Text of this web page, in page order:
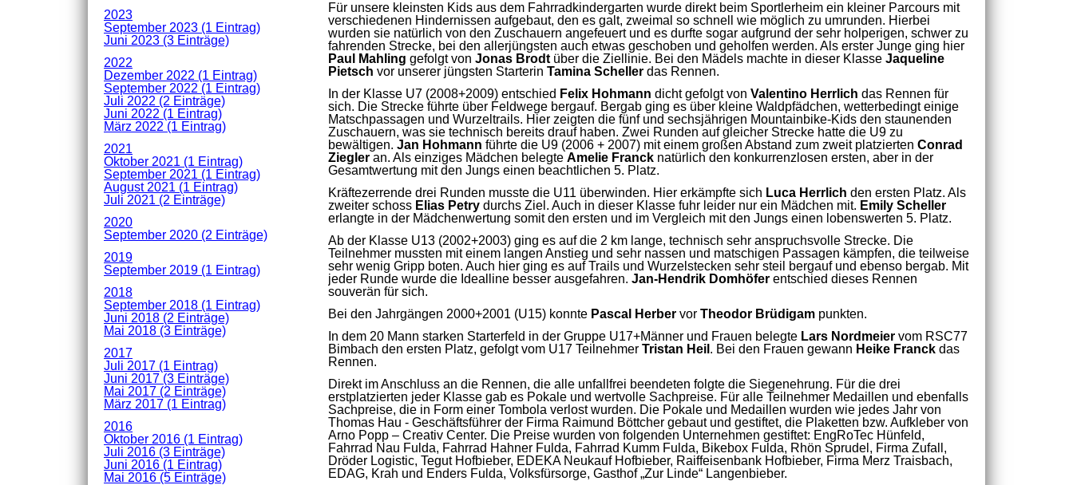
Für unsere kleinsten Kids aus dem Fahrradkindergarten wurde direkt beim Sportlerheim ein kleiner Parcours mit
verschiedenen Hindernissen aufgebaut, den es galt, zweimal so schnell wie möglich zu umrunden. Hierbei
wurden sie natürlich von den Zuschauern angefeuert und es durfte sogar aufgrund der sehr holperigen, schwer zu
fahrenden Strecke, bei den allerjüngsten auch etwas geschoben und geholfen werden. Als erster Junge ging hier
Paul Mahling gefolgt von Jonas Brodt über die Ziellinie. Bei den Mädels machte in dieser Klasse Jaqueline
Pietsch vor unserer jüngsten Starterin Tamina Scheller das Rennen.
In der Klasse U7 (2008+2009) entschied Felix Hohmann dicht gefolgt von Valentino Herrlich das Rennen für
sich. Die Strecke führte über Feldwege bergauf. Bergab ging es über kleine Waldpfädchen, wetterbedingt einige
Matschpassagen und Wurzeltrails. Hier zeigten die fünf und sechsjährigen Mountainbike-Kids den staunenden
Zuschauern, was sie technisch bereits drauf haben. Zwei Runden auf gleicher Strecke hatte die U9 zu
bewältigen. Jan Hohmann führte die U9 (2006 + 2007) mit einem großen Abstand zum zweit platzierten Conrad
Ziegler an. Als einziges Mädchen belegte Amelie Franck natürlich den konkurrenzlosen ersten, aber in der
Gesamtwertung mit den Jungs einen beachtlichen 5. Platz.
Kräftezerrende drei Runden musste die U11 überwinden. Hier erkämpfte sich Luca Herrlich den ersten Platz. Als
zweiter schoss Elias Petry durchs Ziel. Auch in dieser Klasse fuhr leider nur ein Mädchen mit. Emily Scheller
erlangte in der Mädchenwertung somit den ersten und im Vergleich mit den Jungs einen lobenswerten 5. Platz.
Ab der Klasse U13 (2002+2003) ging es auf die 2 km lange, technisch sehr anspruchsvolle Strecke. Die
Teilnehmer mussten mit einem langen Anstieg und sehr nassen und matschigen Passagen kämpfen, die teilweise
sehr wenig Gripp boten. Auch hier ging es auf Trails und Wurzelstecken sehr steil bergauf und ebenso bergab. Mit
jeder Runde wurde die Idealline besser ausgefahren. Jan‑Hendrik Domhöfer entschied dieses Rennen
souverän für sich.
Bei den Jahrgängen 2000+2001 (U15) konnte Pascal Herber vor Theodor Brüdigam punkten.
In dem 20 Mann starken Starterfeld in der Gruppe U17+Männer und Frauen belegte Lars Nordmeier vom RSC77
Bimbach den ersten Platz, gefolgt vom U17 Teilnehmer Tristan Heil . Bei den Frauen gewann Heike Franck das
Rennen.
Direkt im Anschluss an die Rennen, die alle unfallfrei beendeten folgte die Siegenehrung. Für die drei
erstplatzierten jeder Klasse gab es Pokale und wertvolle Sachpreise. Für alle Teilnehmer Medaillen und ebenfalls
Sachpreise, die in Form einer Tombola verlost wurden. Die Pokale und Medaillen wurden wie jedes Jahr von
Thomas Hau - Geschäftsführer der Firma Raimund Böttcher gebaut und gestiftet, die Plaketten bzw. Aufkleber von
Arno Popp – Creativ Center. Die Preise wurden von folgenden Unternehmen gestiftet: EngRoTec Hünfeld,
Fahrrad Nau Fulda, Fahrrad Hahner Fulda, Fahrrad Kumm Fulda, Bikebox Fulda, Rhön Sprudel, Firma Zufall,
Dröder Logistic, Tegut Hofbieber, EDEKA Neukauf Hofbieber, Raiffeisenbank Hofbieber, Firma Merz Traisbach,
EDAG, Krah und Enders Fulda, Volksfürsorge, Gasthof „Zur Linde“ Langenbieber.
2023
September 2023 (1 Eintrag)
Juni 2023 (3 Einträge)
2022
Dezember 2022 (1 Eintrag)
September 2022 (1 Eintrag)
Juli 2022 (2 Einträge)
Juni 2022 (1 Eintrag)
März 2022 (1 Eintrag)
2021
Oktober 2021 (1 Eintrag)
September 2021 (1 Eintrag)
August 2021 (1 Eintrag)
Juli 2021 (2 Einträge)
2020
September 2020 (2 Einträge)
2019
September 2019 (1 Eintrag)
2018
September 2018 (1 Eintrag)
Juni 2018 (2 Einträge)
Mai 2018 (3 Einträge)
2017
Juli 2017 (1 Eintrag)
Juni 2017 (3 Einträge)
Mai 2017 (2 Einträge)
März 2017 (1 Eintrag)
2016
Oktober 2016 (1 Eintrag)
Juli 2016 (3 Einträge)
Juni 2016 (1 Eintrag)
Mai 2016 (5 Einträge)